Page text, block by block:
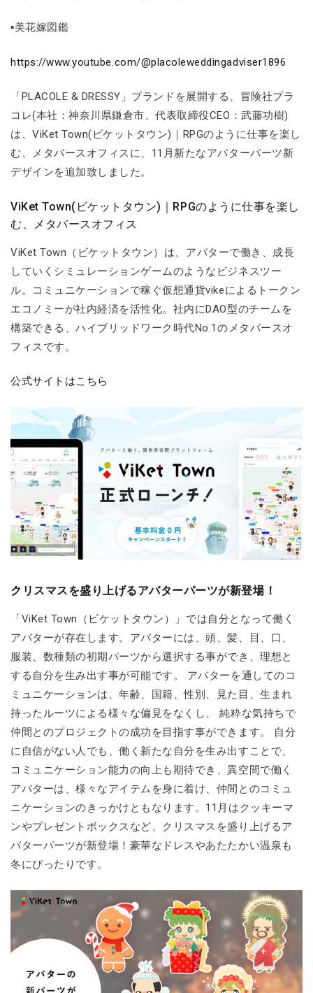
▪美花嫁図鑑
https://www.youtube.com/@placoleweddingadviser1896
「PLACOLE & DRESSY」ブランドを展開する、冒険社プラ
コレ(本社：神奈川県鎌倉市、代表取締役CEO：武藤功樹)
は、ViKet Town(ビケットタウン)｜RPGのように仕事を楽し
む、メタバースオフィスに、11月新たなアバターパーツ新
デザインを追加致しました。
ViKet Town(ビケットタウン)｜RPGのように仕事を楽し
む、メタバースオフィス
ViKet Town（ビケットタウン）は、アバターで働き、成長
していくシミュレーションゲームのようなビジネスツー
ル。コミュニケーションで稼ぐ仮想通貨vikeによるトークン
エコノミーが社内経済を活性化。社内にDAO型のチームを
構築できる、ハイブリッドワーク時代No.1のメタバースオ
フィスです。
公式サイトはこちら
クリスマスを盛り上げるアバターパーツが新登場！
「ViKet Town（ビケットタウン）」では自分となって働く
アバターが存在します。アバターには、頭、髪、目、口、
服装、数種類の初期パーツから選択する事ができ、理想と
する自分を生み出す事が可能です。 アバターを通してのコ
ミュニケーションは、年齢、国籍、性別、見た目、生まれ
持ったルーツによる様々な偏見をなくし、 純粋な気持ちで
仲間とのプロジェクトの成功を目指す事ができます。 自分
に自信がない人でも、働く新たな自分を生み出すことで、
コミュニケーション能力の向上も期待でき、異空間で働く
アバターは、様々なアイテムを身に着け、仲間とのコミュ
ニケーションのきっかけともなります。11月はクッキーマ
ンやプレゼントボックスなど、クリスマスを盛り上げるア
バターパーツが新登場！豪華なドレスやあたたかい温泉も
冬にぴったりです。